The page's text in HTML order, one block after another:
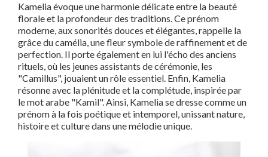
Kamelia évoque une harmonie délicate entre la beauté
florale et la profondeur des traditions. Ce prénom
moderne, aux sonorités douces et élégantes, rappelle la
grâce du camélia, une fleur symbole de raffinement et de
perfection. Il porte également en lui l'écho des anciens
rituels, où les jeunes assistants de cérémonie, les
"Camillus", jouaient un rôle essentiel. Enfin, Kamelia
résonne avec la plénitude et la complétude, inspirée par
le mot arabe "Kamil". Ainsi, Kamelia se dresse comme un
prénom à la fois poétique et intemporel, unissant nature,
histoire et culture dans une mélodie unique.